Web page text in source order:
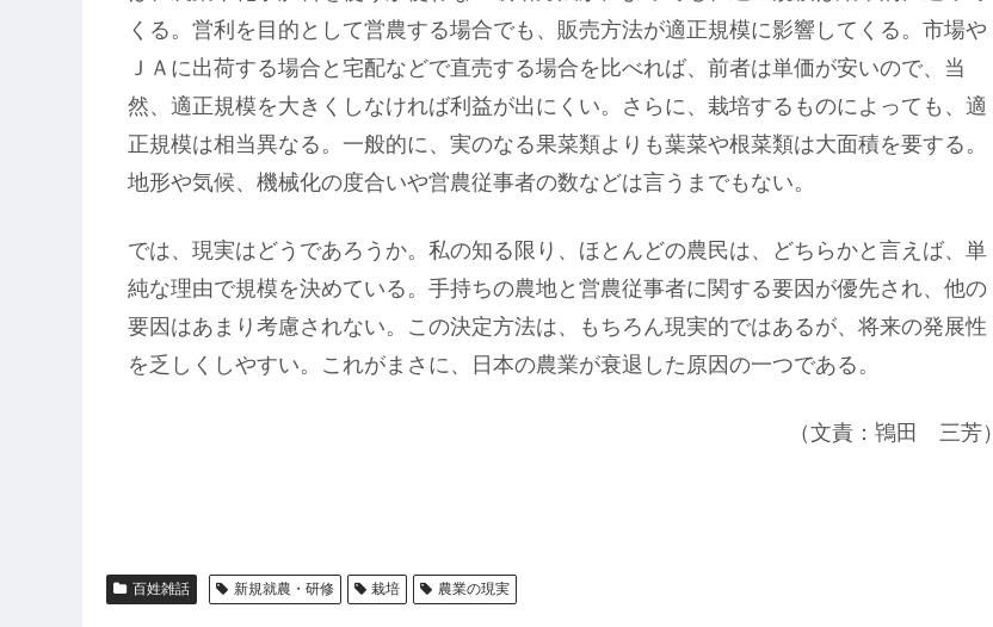
くる。営利を目的として営農する場合でも、販売方法が適正規模に影響してくる。市場や
ＪＡに出荷する場合と宅配などで直売する場合を比べれば、前者は単価が安いので、当
然、適正規模を大きくしなければ利益が出にくい。さらに、栽培するものによっても、適
正規模は相当異なる。一般的に、実のなる果菜類よりも葉菜や根菜類は大面積を要する。
地形や気候、機械化の度合いや営農従事者の数などは言うまでもない。
では、現実はどうであろうか。私の知る限り、ほとんどの農民は、どちらかと言えば、単
純な理由で規模を決めている。手持ちの農地と営農従事者に関する要因が優先され、他の
要因はあまり考慮されない。この決定方法は、もちろん現実的ではあるが、将来の発展性
を乏しくしやすい。これがまさに、日本の農業が衰退した原因の一つである。
（文責：鴇田 三芳）
百姓雑話 新規就農・研修 栽培 農業の現実